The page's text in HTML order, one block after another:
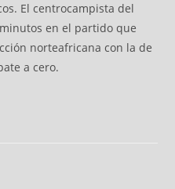
El centrocampista del
en el partido que
norteafricana con la de
a cero.